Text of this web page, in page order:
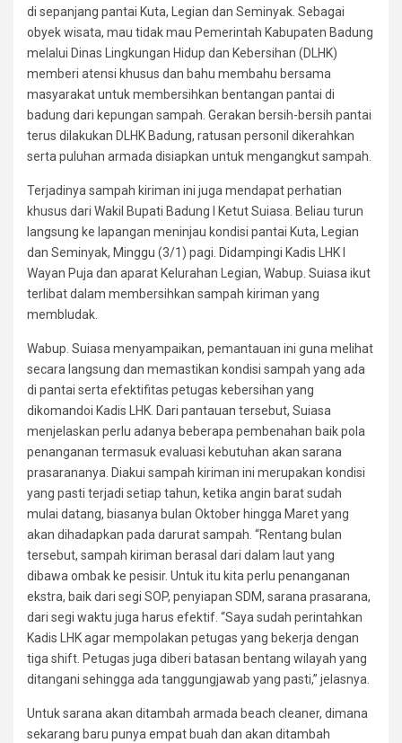
di sepanjang pantai Kuta, Legian dan Seminyak. Sebagai
obyek wisata, mau tidak mau Pemerintah Kabupaten Badung
melalui Dinas Lingkungan Hidup dan Kebersihan (DLHK)
memberi atensi khusus dan bahu membahu bersama
masyarakat untuk membersihkan bentangan pantai di
badung dari kepungan sampah. Gerakan bersih-bersih pantai
terus dilakukan DLHK Badung, ratusan personil dikerahkan
serta puluhan armada disiapkan untuk mengangkut sampah.
Terjadinya sampah kiriman ini juga mendapat perhatian
khusus dari Wakil Bupati Badung I Ketut Suiasa. Beliau turun
langsung ke lapangan meninjau kondisi pantai Kuta, Legian
dan Seminyak, Minggu (3/1) pagi. Didampingi Kadis LHK I
Wayan Puja dan aparat Kelurahan Legian, Wabup. Suiasa ikut
terlibat dalam membersihkan sampah kiriman yang
membludak.
Wabup. Suiasa menyampaikan, pemantauan ini guna melihat
secara langsung dan memastikan kondisi sampah yang ada
di pantai serta efektifitas petugas kebersihan yang
dikomandoi Kadis LHK. Dari pantauan tersebut, Suiasa
menjelaskan perlu adanya beberapa pembenahan baik pola
penanganan termasuk evaluasi kebutuhan akan sarana
prasarananya. Diakui sampah kiriman ini merupakan kondisi
yang pasti terjadi setiap tahun, ketika angin barat sudah
mulai datang, biasanya bulan Oktober hingga Maret yang
akan dihadapkan pada darurat sampah. “Rentang bulan
tersebut, sampah kiriman berasal dari dalam laut yang
dibawa ombak ke pesisir. Untuk itu kita perlu penanganan
ekstra, baik dari segi SOP, penyiapan SDM, sarana prasarana,
dari segi waktu juga harus efektif. “Saya sudah perintahkan
Kadis LHK agar mempolakan petugas yang bekerja dengan
tiga shift. Petugas juga diberi batasan bentang wilayah yang
ditangani sehingga ada tanggungjawab yang pasti,” jelasnya.
Untuk sarana akan ditambah armada beach cleaner, dimana
sekarang baru punya empat buah dan akan ditambah